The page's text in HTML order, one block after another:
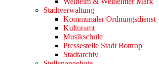
Stadtverwaltung
Kommunaler Ordnungsdienst
Kulturamt
Musikschule
Pressestelle Stadt Bottrop
Stadtarchiv